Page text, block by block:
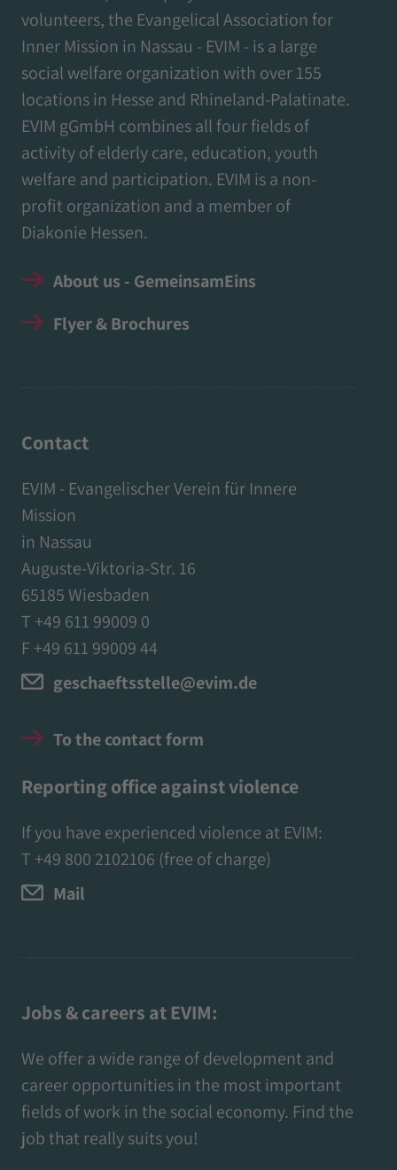
volunteers, the Evangelical Association for
Inner Mission in Nassau - EVIM - is a large
social welfare organization with over 155
locations in Hesse and Rhineland-Palatinate.
EVIM gGmbH combines all four fields of
activity of elderly care, education, youth
welfare and participation. EVIM is a non-
profit organization and a member of
Diakonie Hessen.
About us - GemeinsamEins
Flyer & Brochures
Contact
EVIM - Evangelischer Verein für Innere
Mission
in Nassau
Auguste-Viktoria-Str. 16
65185 Wiesbaden
T +49 611 99009 0
F +49 611 99009 44
geschaeftsstelle@evim.de
To the contact form
Reporting office against violence
If you have experienced violence at EVIM:
T +49 800 2102106 (free of charge)
Mail
Jobs & careers at EVIM:
We offer a wide range of development and
career opportunities in the most important
fields of work in the social economy. Find the
job that really suits you!